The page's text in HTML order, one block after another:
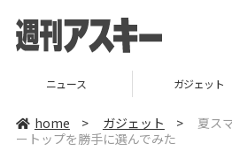
ニュース ガジェット
home > ガジェット >
夏ス
ートップを勝手に選んでみた